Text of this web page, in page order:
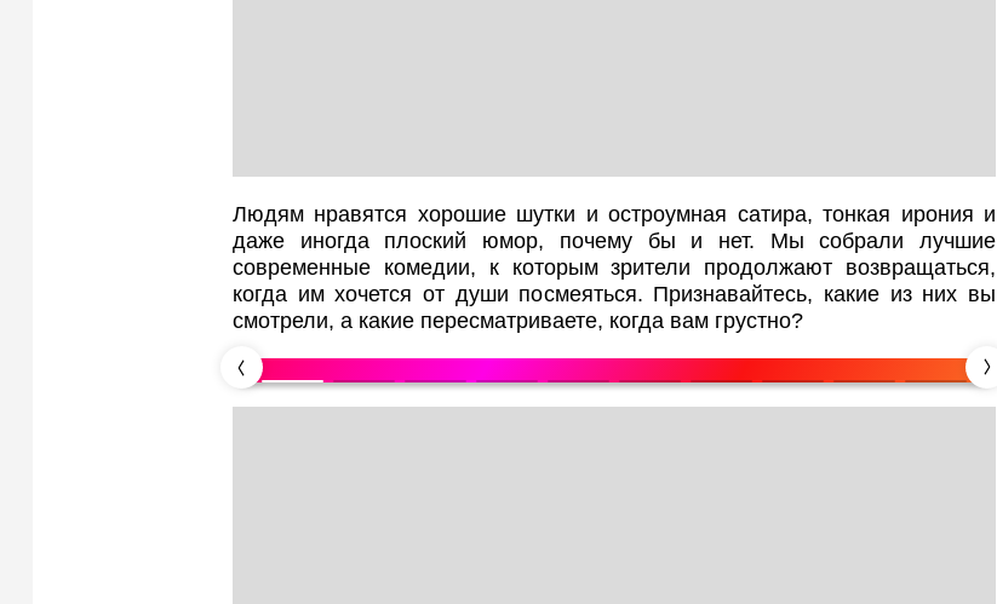
Людям нравятся хорошие шутки и остроумная сатира, тонкая ирония и
даже иногда плоский юмор, почему бы и нет. Мы собрали лучшие
современные комедии, к которым зрители продолжают возвращаться,
когда им хочется от души посмеяться. Признавайтесь, какие из них вы
смотрели, а какие пересматриваете, когда вам грустно?